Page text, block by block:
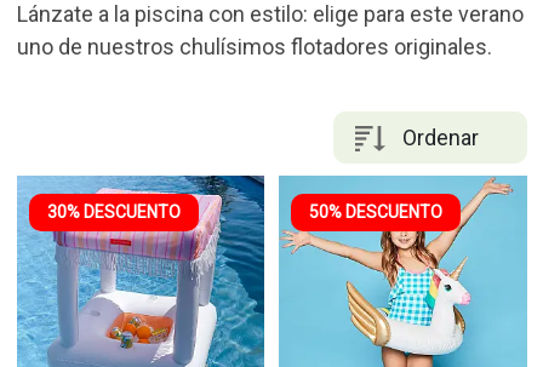
Lánzate a la piscina con estilo: elige para este verano
uno de nuestros chulísimos flotadores originales.
Ordenar
30% DESCUENTO 50% DESCUENTO